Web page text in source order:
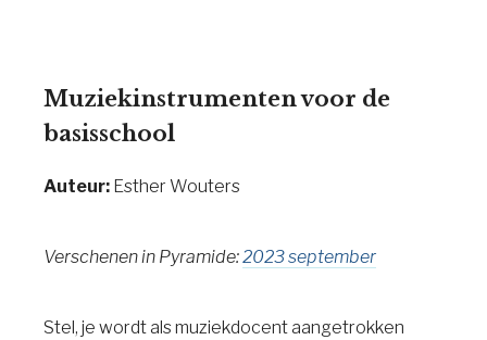
Muziekinstrumenten voor de
basisschool
Auteur: Esther Wouters
Verschenen in Pyramide:2023 september
Stel, je wordt als muziekdocent aangetrokken